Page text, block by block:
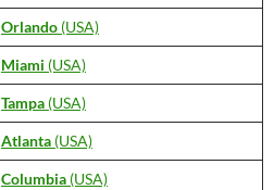
Orlando (USA)
Miami (USA)
Tampa (USA)
Atlanta (USA)
Columbia (USA)